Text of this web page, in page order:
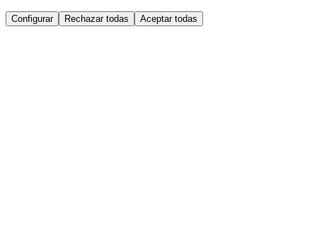
Configurar Rechazar todas Aceptar todas